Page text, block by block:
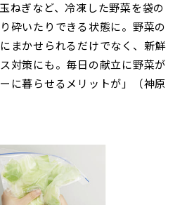
ねぎなど、冷凍した野菜を袋の
砕いたりできる状態に。野菜の
まかせられるだけでなく、新鮮
対策にも。毎日の献立に野菜が
に暮らせるメリットが」（神原